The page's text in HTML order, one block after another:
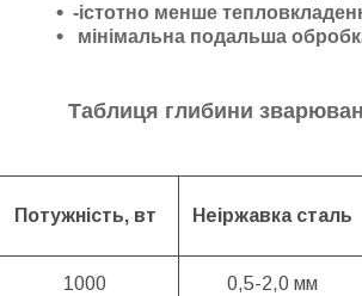
-істотно менше
мінімальна подальша
Таблиця глибини
Потужність, вт Неіржавка сталь
1000 0,5-2,0 мм